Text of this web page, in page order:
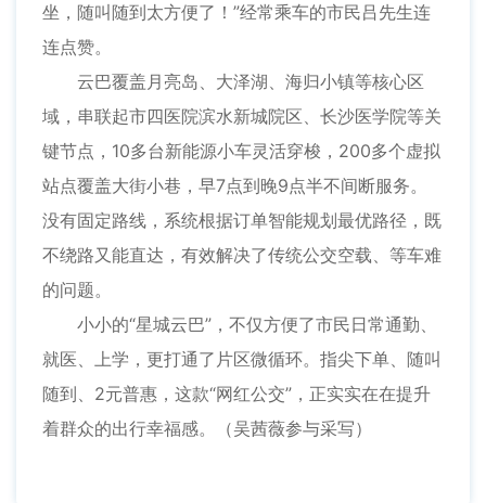
坐，随叫随到太方便了！”经常乘车的市民吕先生连
连点赞。
云巴覆盖月亮岛、大泽湖、海归小镇等核心区
域，串联起市四医院滨水新城院区、长沙医学院等关
键节点，10多台新能源小车灵活穿梭，200多个虚拟
站点覆盖大街小巷，早7点到晚9点半不间断服务。
没有固定路线，系统根据订单智能规划最优路径，既
不绕路又能直达，有效解决了传统公交空载、等车难
的问题。
小小的“星城云巴”，不仅方便了市民日常通勤、
就医、上学，更打通了片区微循环。指尖下单、随叫
随到、2元普惠，这款“网红公交”，正实实在在提升
着群众的出行幸福感。（吴茜薇参与采写）